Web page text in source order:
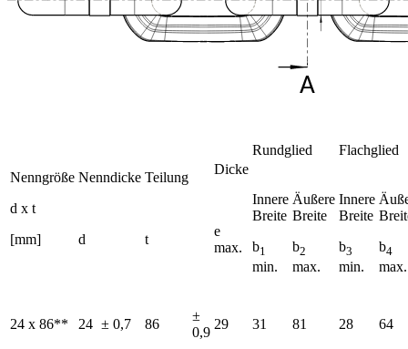
Nenngröße
d x t
[mm]
Nenndicke
d
Teilung
t
Dicke
e
max.
Rundglied Flachglied
Innere
Breite
b1
min.
Äußere
Breite
b2
max.
Innere
Breite
b3
min.
b4
max.
24 x 86** 24 ± 0,7 86
±
0,9
29 31 81 28 64